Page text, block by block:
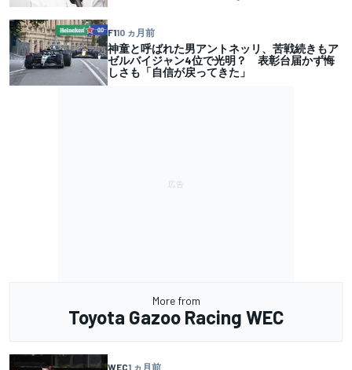
F110 ヵ月前
神童と呼ばれた男アントネッリ、苦戦続きもア
ゼルバイジャン4位で光明？ 表彰台届かず悔
しさも「自信が戻ってきた」
More from
Toyota Gazoo Racing WEC
WEC1 ヵ月前